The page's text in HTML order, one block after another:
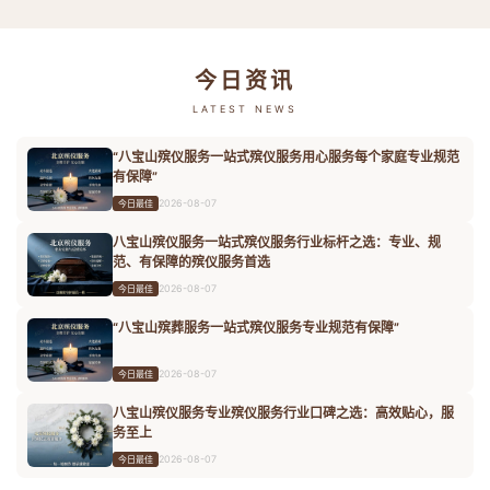
今日资讯
LATEST NEWS
“八宝山殡仪服务一站式殡仪服务用心服务每个家庭专业规范
有保障”
今日最佳 2026-08-07
八宝山殡仪服务一站式殡仪服务行业标杆之选：专业、规
范、有保障的殡仪服务首选
今日最佳 2026-08-07
“八宝山殡葬服务一站式殡仪服务专业规范有保障”
今日最佳 2026-08-07
八宝山殡仪服务专业殡仪服务行业口碑之选：高效贴心，服
务至上
今日最佳 2026-08-07